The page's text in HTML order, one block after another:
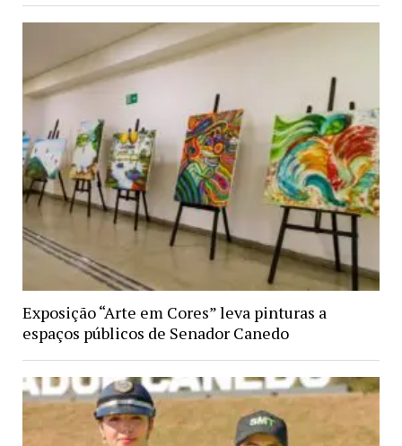
Exposição “Arte em Cores” leva pinturas a
espaços públicos de Senador Canedo